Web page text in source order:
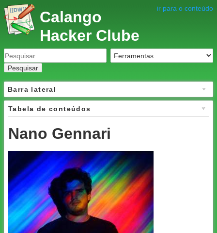
ir para o conteúdo
Calango
Hacker Clube
Pesquisar
Barra lateral
Tabela de conteúdos
Nano Gennari